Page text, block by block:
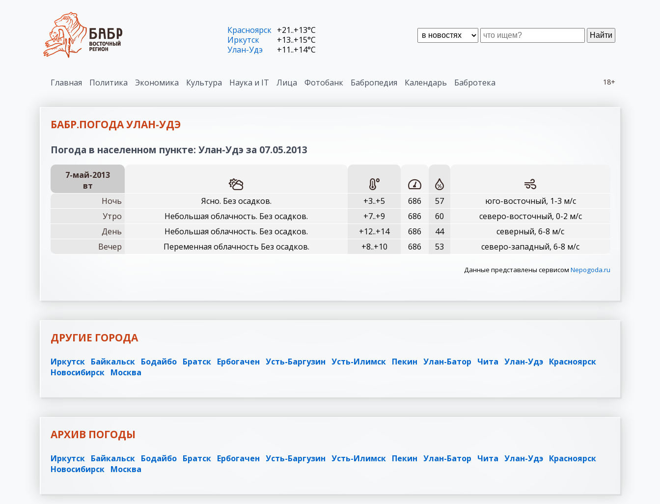
Найти
Красноярск +21..+13°C
Иркутск
+13..+15°C
Улан-Удэ
+11..+14°C
18+
Главная Политика Экономика Культура Наука и IT Лица Фотобанк Бабропедия Календарь Бабротека
БАБР.ПОГОДА УЛАН-УДЭ
Погода в населенном пункте: Улан-Удэ за 07.05.2013
7-май-2013
вт
Ночь
Ясно. Без осадков. +3..+5 686 57
юго-восточный, 1-3 м/с
Утро
Небольшая облачность. Без осадков. +7..+9 686 60
северо-восточный, 0-2 м/с
День
Небольшая облачность. Без осадков. +12..+14 686 44
северный, 6-8 м/с
Вечер
Переменная облачность Без осадков. +8..+10 686 53 северо-западный, 6-8 м/с
Данные представлены сервисом Nepogoda.ru
ДРУГИЕ ГОРОДА
Иркутск Байкальск Бодайбо Братск Ербогачен Усть-Баргузин Усть-Илимск Пекин Улан-Батор Чита Улан-Удэ Красноярск
Новосибирск Москва
АРХИВ ПОГОДЫ
Иркутск Байкальск Бодайбо Братск Ербогачен Усть-Баргузин Усть-Илимск Пекин Улан-Батор Чита Улан-Удэ Красноярск
Новосибирск Москва